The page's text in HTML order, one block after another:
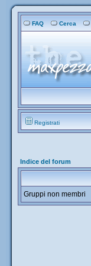
FAQ Cerca
Registrati
Indice del forum
Gruppi non membri